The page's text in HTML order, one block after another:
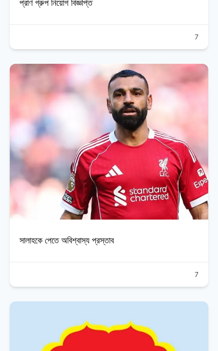
প্রাণ গ্রুপ নিয়োগ বিজ্ঞপ্তি
7
সালাহকে পেতে অবিশ্বাস্য প্রস্তাব
7